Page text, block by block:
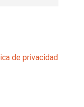
de privacidad